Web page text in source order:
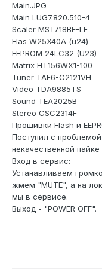
Main.JPG
Main LUG7.820.510-4
Scaler MST718BE-LF
Flas W25X40A (u24)
EEPROM 24LC32 (U23)
Matrix HT156WX1-100
Tuner TAF6-C2121VH
Video TDA9885TS
Sound TEA2025B
Stereo CSC2314F
Прошивки Flash и
Поступил с
некачественной пайке
Вход в сервис:
Устанавливаем
жмем "MUTE", а на
мы в сервисе.
Выход - "POWER OFF".